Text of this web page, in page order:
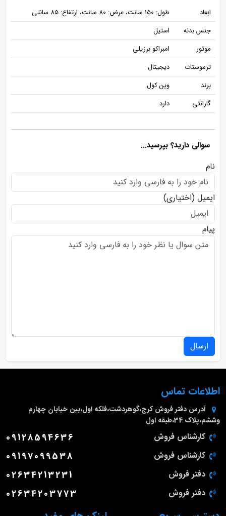
ابعاد
طول: 150 سانت، عرض: 80 سانت، ارتفاع: 85 سانتی
جنس بدنه
استیل
موتور
امبراکو برزیلی
ترموستات
دیجیتال
برند
وین کول
گارانتی
دارد
سوالی دارید؟ بپرسید...
نام
ایمیل (اختیاری)
پیام
ارسال
اطلاعات تماس
آدرس دفتر فروش کرج،گوهردشت،فلکه اول،بین خیابان چهارم
وششم،پلاک 34،طبقه اول
کارشناس فروش 09128594636
کارشناس فروش 09197099538
دفتر فروش 02634213231
دفتر فروش 02634203773